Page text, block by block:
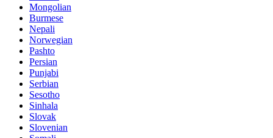
Mongolian
Burmese
Nepali
Norwegian
Pashto
Persian
Punjabi
Serbian
Sesotho
Sinhala
Slovak
Slovenian